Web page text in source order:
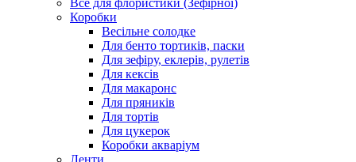
Все для флористики (Зефірної)
Коробки
Весільне солодке
Для бенто тортиків, паски
Для зефіру, еклерів, рулетів
Для кексів
Для макаронс
Для пряників
Для тортів
Для цукерок
Коробки акваріум
Ленти